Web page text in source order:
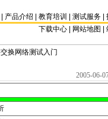
产品介绍 教育培训 测试服务
下载中心 | 网站地图 |
换网络测试入门
2005-06-